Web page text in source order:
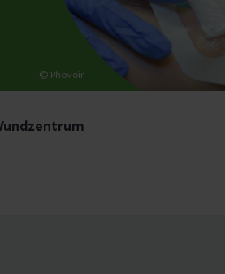
© Phovoir